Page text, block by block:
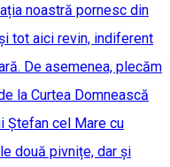
noastră pornesc din
tot aici revin, indiferent
De asemenea, plecăm
la Curtea Domnească
Ștefan cel Mare cu
două pivnițe, dar și